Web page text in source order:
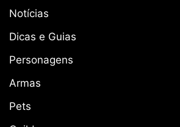
Notícias
Dicas e Guias
Personagens
Armas
Pets